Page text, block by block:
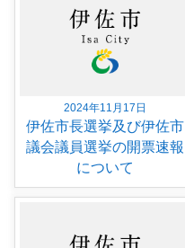
2024年11月17日
伊佐市長選挙及び伊佐市
議会議員選挙の開票速報
について